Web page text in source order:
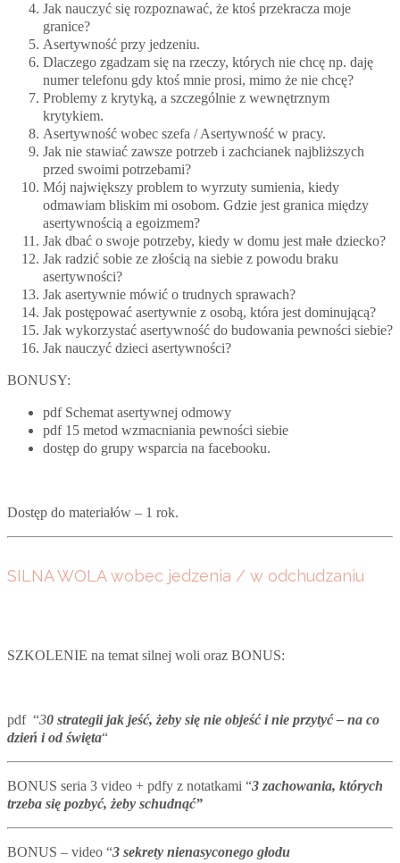
Jak nauczyć się rozpoznawać, że ktoś przekracza moje
granice?
Asertywność przy jedzeniu.
Dlaczego zgadzam się na rzeczy, których nie chcę np. daję
numer telefonu gdy ktoś mnie prosi, mimo że nie chcę?
Problemy z krytyką, a szczególnie z wewnętrznym
krytykiem.
Asertywność wobec szefa / Asertywność w pracy.
Jak nie stawiać zawsze potrzeb i zachcianek najbliższych
przed swoimi potrzebami?
Mój największy problem to wyrzuty sumienia, kiedy
odmawiam bliskim mi osobom. Gdzie jest granica między
asertywnością a egoizmem?
Jak dbać o swoje potrzeby, kiedy w domu jest małe dziecko?
Jak radzić sobie ze złością na siebie z powodu braku
asertywności?
Jak asertywnie mówić o trudnych sprawach?
Jak postępować asertywnie z osobą, która jest dominującą?
Jak wykorzystać asertywność do budowania pewności siebie?
Jak nauczyć dzieci asertywności?
BONUSY:
pdf Schemat asertywnej odmowy
pdf 15 metod wzmacniania pewności siebie
dostęp do grupy wsparcia na facebooku.
Dostęp do materiałów – 1 rok.
SILNA WOLA wobec jedzenia / w odchudzaniu
SZKOLENIE na temat silnej woli oraz BONUS:
pdf “30 strategii jak jeść, żeby się nie objeść i nie przytyć– na co
dzień i od święta“
BONUS seria 3 video + pdfy z notatkami “3 zachowania, których
trzeba się pozbyć, żeby schudnąć”
BONUS – video “3 sekrety nienasyconego głodu